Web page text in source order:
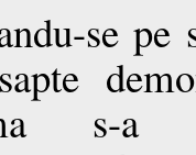
se
s-a